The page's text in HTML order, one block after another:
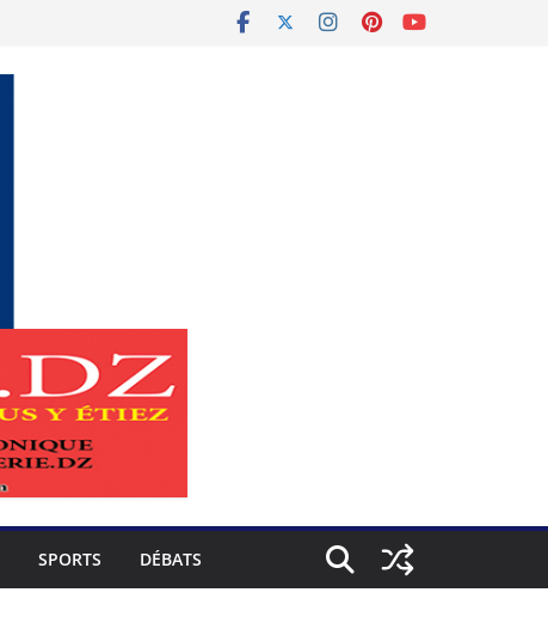
SPORTS DÉBATS